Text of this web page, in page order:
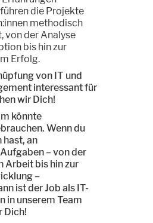
die Projekte
methodisch
von der Analyse
bis hin zur
Erfolg.
von IT und
interessant für
wir Dich!
könnte
Wenn du
hast, an
– von der
Arbeit bis hin zur
–
ist der Job als IT-
in unserem Team
Dich!